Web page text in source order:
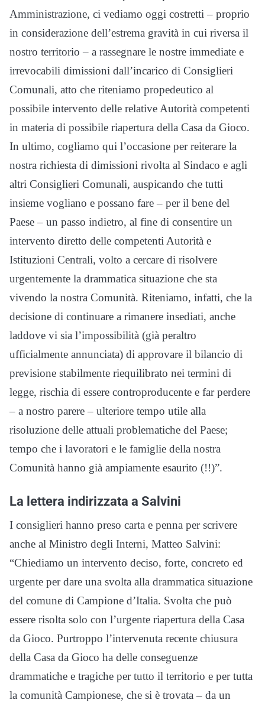
Amministrazione, ci vediamo oggi costretti – proprio
in considerazione dell’estrema gravità in cui riversa il
nostro territorio – a rassegnare le nostre immediate e
irrevocabili dimissioni dall’incarico di Consiglieri
Comunali, atto che riteniamo propedeutico al
possibile intervento delle relative Autorità competenti
in materia di possibile riapertura della Casa da Gioco.
In ultimo, cogliamo qui l’occasione per reiterare la
nostra richiesta di dimissioni rivolta al Sindaco e agli
altri Consiglieri Comunali, auspicando che tutti
insieme vogliano e possano fare – per il bene del
Paese – un passo indietro, al fine di consentire un
intervento diretto delle competenti Autorità e
Istituzioni Centrali, volto a cercare di risolvere
urgentemente la drammatica situazione che sta
vivendo la nostra Comunità. Riteniamo, infatti, che la
decisione di continuare a rimanere insediati, anche
laddove vi sia l’impossibilità (già peraltro
ufficialmente annunciata) di approvare il bilancio di
previsione stabilmente riequilibrato nei termini di
legge, rischia di essere controproducente e far perdere
– a nostro parere – ulteriore tempo utile alla
risoluzione delle attuali problematiche del Paese;
tempo che i lavoratori e le famiglie della nostra
Comunità hanno già ampiamente esaurito (!!)”.
La lettera indirizzata a Salvini
I consiglieri hanno preso carta e penna per scrivere
anche al Ministro degli Interni, Matteo Salvini:
“Chiediamo un intervento deciso, forte, concreto ed
urgente per dare una svolta alla drammatica situazione
del comune di Campione d’Italia. Svolta che può
essere risolta solo con l’urgente riapertura della Casa
da Gioco. Purtroppo l’intervenuta recente chiusura
della Casa da Gioco ha delle conseguenze
drammatiche e tragiche per tutto il territorio e per tutta
la comunità Campionese, che si è trovata – da un